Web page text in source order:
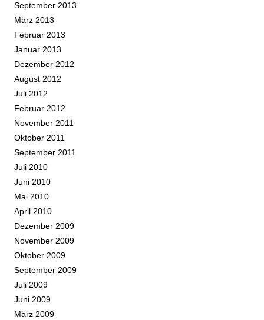
September 2013
März 2013
Februar 2013
Januar 2013
Dezember 2012
August 2012
Juli 2012
Februar 2012
November 2011
Oktober 2011
September 2011
Juli 2010
Juni 2010
Mai 2010
April 2010
Dezember 2009
November 2009
Oktober 2009
September 2009
Juli 2009
Juni 2009
März 2009